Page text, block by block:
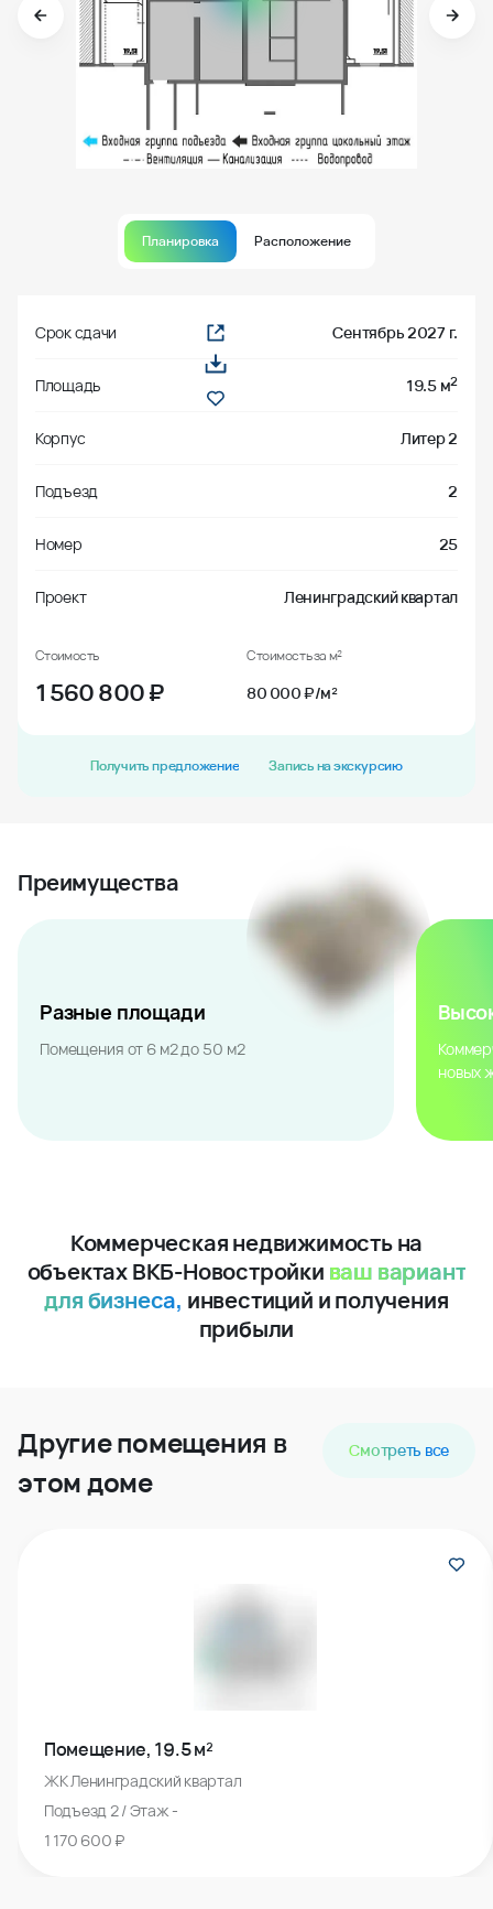
Планировка Расположение
Срок сдачи Сентябрь 2027 г.
Площадь 19.5 м2
Корпус Литер 2
Подъезд 2
Номер 25
Проект Ленинградский квартал
Стоимость
1 560 800₽
Стоимость за м²
80 000 ₽/м²
Получить предложение Запись на экскурсию
Преимущества
Разные площади
Помещения от 6 м2 до 50 м2
новых
Коммерческая недвижимость на
объектах ВКБ-Новостройки ваш вариант
для бизнеса, инвестиций и получения
прибыли
Другие помещения в
этом доме
Смотреть все
Помещение, 19.5 м²
ЖК Ленинградский квартал
Подъезд 2 / Этаж -
1 170 600 ₽